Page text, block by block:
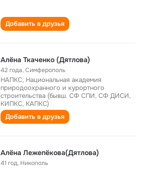
Добавить в друзья
Алёна Ткаченко (Дятлова)
42 года,Симферополь
НАПКС, Национальная академия
природоохранного и курортного
строительства (бывш. СФ СПИ, СФ ДИСИ,
КИПКС, КАПКС)
Добавить в друзья
Алёна Лежепёкова(Дятлова)
41 год, Никополь